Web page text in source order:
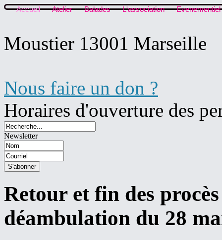
Accueil Atelier Balades L'association Evenementiel
Moustier 13001 Marseille
Nous faire un don ?
Horaires d'ouverture des
Newsletter
Retour et fin des
déambulation du 28